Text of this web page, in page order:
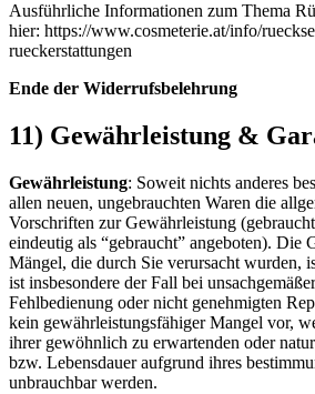
Ausführliche Informationen zum Thema
hier: https://www.cosmeterie.at/info/
rueckerstattungen
Ende der Widerrufsbelehrung
11) Gewährleistung &
Gewährleistung: Soweit nichts anderes
allen neuen, ungebrauchten Waren die
Vorschriften zur Gewährleistung
eindeutig als “gebraucht” angeboten). Die
Mängel, die durch Sie verursacht wurden,
ist insbesondere der Fall bei
Fehlbedienung oder nicht genehmigten
kein gewährleistungsfähiger Mangel vor,
ihrer gewöhnlich zu erwartenden oder
bzw. Lebensdauer aufgrund ihres
unbrauchbar werden.